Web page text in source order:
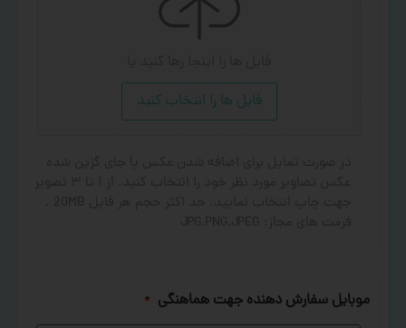
فایل ها را انتخاب کنید
موبایل سفارش دهنده جهت هماهنگی *